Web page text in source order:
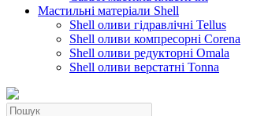
Мастильні матеріали Shell
Shell оливи гідравлічні Tellus
Shell оливи компресорні Corena
Shell оливи редукторні Omala
Shell оливи верстатні Tonna